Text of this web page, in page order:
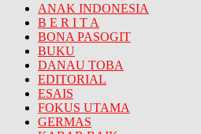
ANAK INDONESIA
B E R I T A
BONA PASOGIT
BUKU
DANAU TOBA
EDITORIAL
ESAIS
FOKUS UTAMA
GERMAS